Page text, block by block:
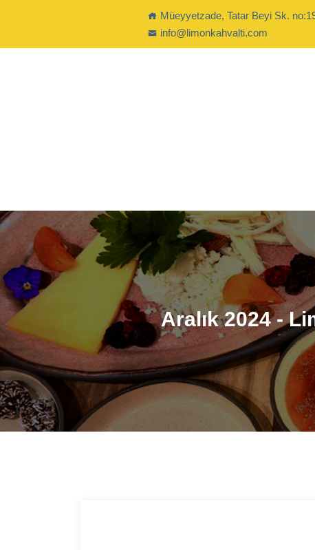
Müeyyetzade, Tatar Beyi Sk.
info@limonkahvalti.com
Aralık 2024 -